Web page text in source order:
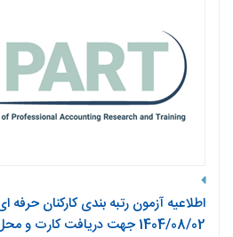
اطلاعيه آزمون رتبه بندی کارکنان
1404/08/02 جهت دریافت کارت و محل‌های برگزاری آزمون